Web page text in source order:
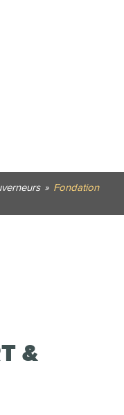
» Fondation
&